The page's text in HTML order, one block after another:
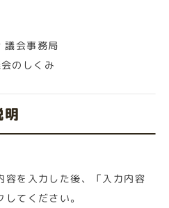
議会事務局
のしくみ
容を入力した後、「入力内容
てください。